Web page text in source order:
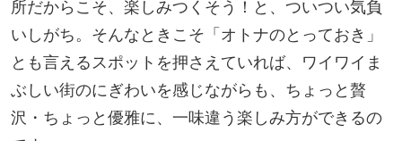
所だからこそ、楽しみつくそう！と、ついつい気負
いしがち。そんなときこそ「オトナのとっておき」
とも言えるスポットを押さえていれば、ワイワイま
ぶしい街のにぎわいを感じながらも、ちょっと贅
沢・ちょっと優雅に、一味違う楽しみ方ができるの